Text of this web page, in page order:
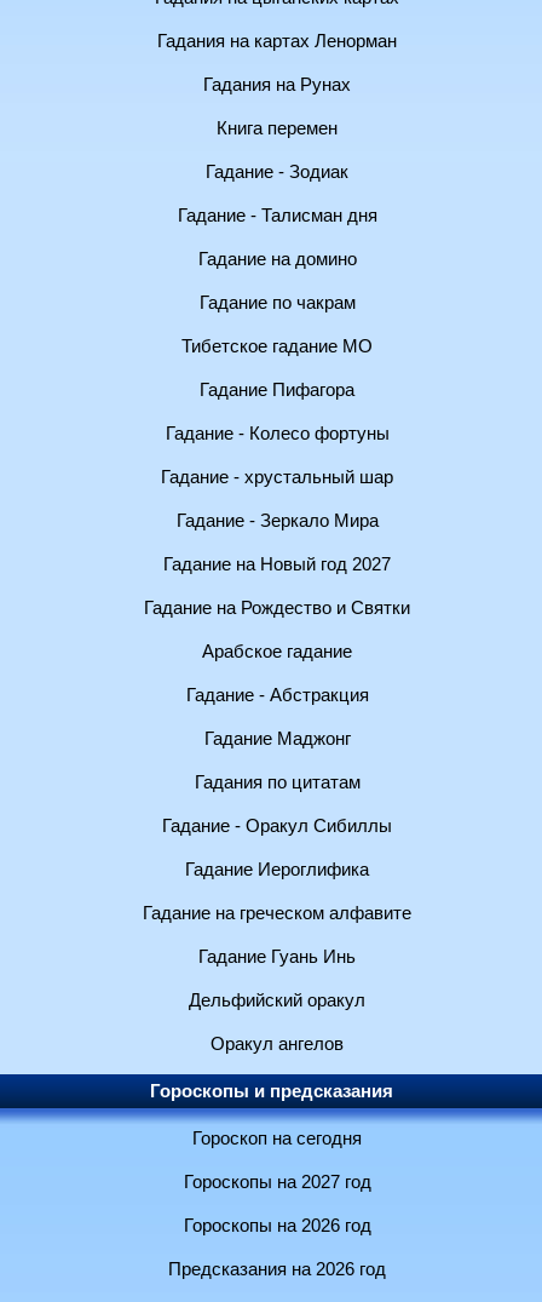
Гадания на картах Ленорман
Гадания на Рунах
Книга перемен
Гадание - Зодиак
Гадание - Талисман дня
Гадание на домино
Гадание по чакрам
Тибетское гадание МО
Гадание Пифагора
Гадание - Колесо фортуны
Гадание - хрустальный шар
Гадание - Зеркало Мира
Гадание на Новый год 2027
Гадание на Рождество и Святки
Арабское гадание
Гадание - Абстракция
Гадание Маджонг
Гадания по цитатам
Гадание - Оракул Сибиллы
Гадание Иероглифика
Гадание на греческом алфавите
Гадание Гуань Инь
Дельфийский оракул
Оракул ангелов
Гороскопы и предсказания
Гороскоп на сегодня
Гороскопы на 2027 год
Гороскопы на 2026 год
Предсказания на 2026 год